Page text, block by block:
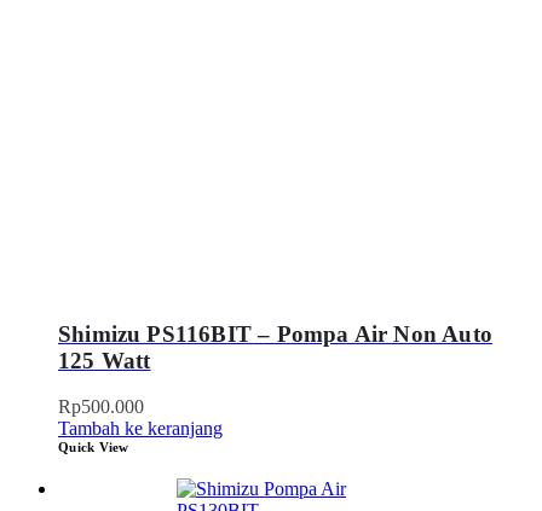
Shimizu PS116BIT – Pompa Air Non Auto
125 Watt
Rp500.000
Tambah ke keranjang
Quick View